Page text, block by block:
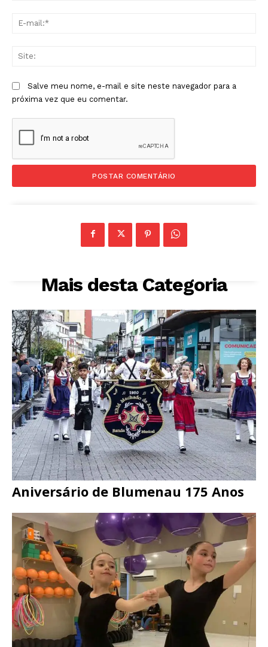
Salve meu nome, e-mail e site neste navegador para a
próxima vez que eu comentar.
Mais desta Categoria
Aniversário de Blumenau 175 Anos